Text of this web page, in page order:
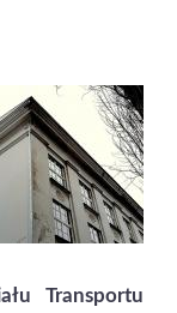
Transportu